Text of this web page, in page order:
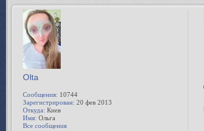
Olta
Сообщения: 10744
Зарегистрирован: 20 фев 2013
Откуда: Киев
Имя: Ольга
Все сообщения